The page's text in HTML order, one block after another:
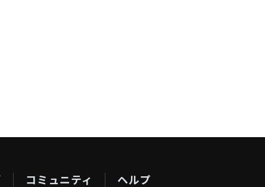
コミュニティ ヘルプ